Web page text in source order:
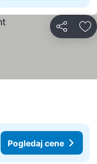
Deli
Pogledaj cene